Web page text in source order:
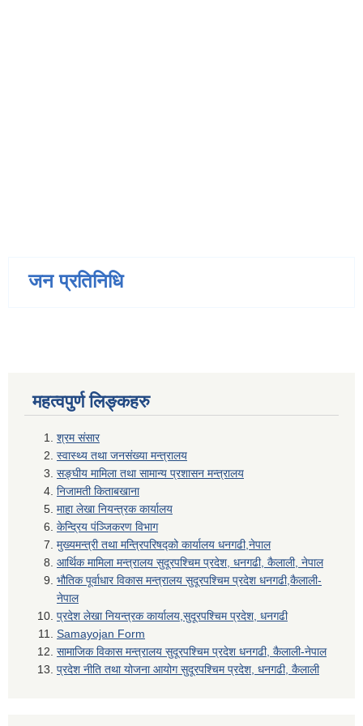
जन प्रतिनिधि
महत्वपुर्ण लिङ्कहरु
श्रम संसार
स्वास्थ्य तथा जनसंख्या मन्त्रालय
सङ्घीय मामिला तथा सामान्य प्रशासन मन्त्रालय
निजामती किताबखाना
माहा लेखा नियन्त्रक कार्यालय
केन्द्रिय पंञ्जिकरण विभाग
मुख्यमन्त्री तथा मन्त्रिपरिषद्को कार्यालय धनगढी,नेपाल
आर्थिक मामिला मन्त्रालय सुदूरपश्चिम प्रदेश, धनगढी, कैलाली, नेपाल
भौतिक पूर्वाधार विकास मन्त्रालय सुदूरपश्चिम प्रदेश धनगढी,कैलाली-
नेपाल
प्रदेश लेखा नियन्त्रक कार्यालय,सुदूरपश्चिम प्रदेश, धनगढी
Samayojan Form
सामाजिक विकास मन्त्रालय सुदूरपश्चिम प्रदेश धनगढी, कैलाली-नेपाल
प्रदेश नीति तथा योजना आयोग सुदूरपश्चिम प्रदेश, धनगढी, कैलाली